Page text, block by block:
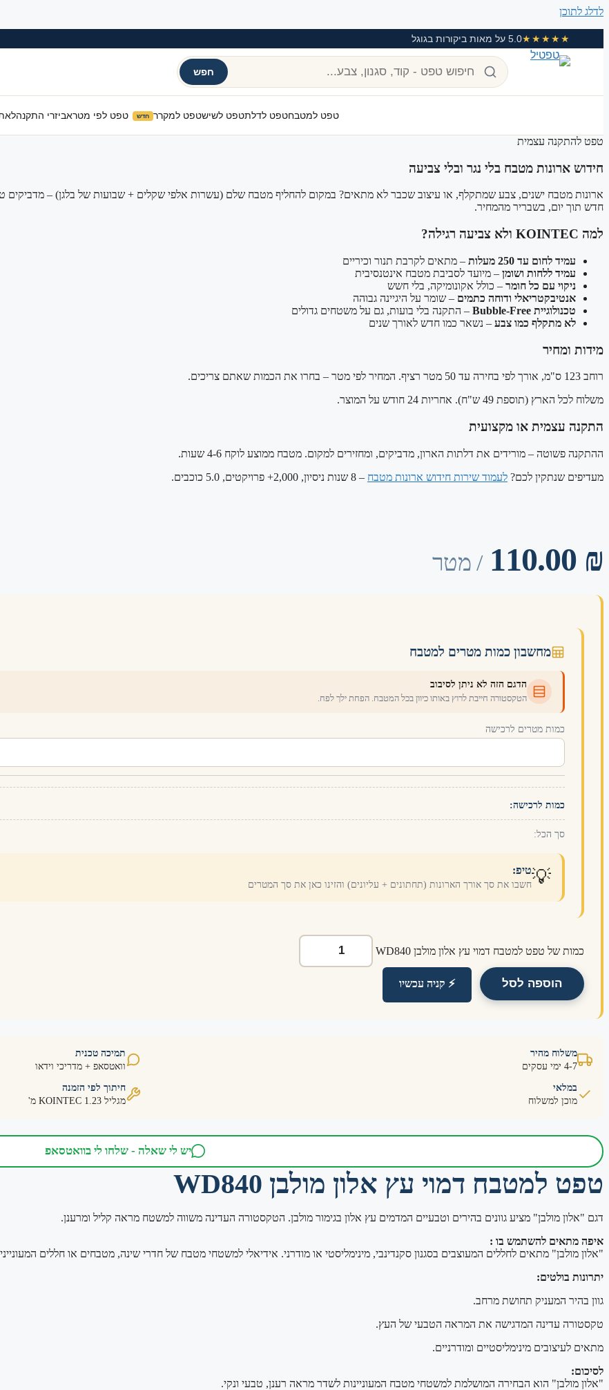
לדלג לתוכן
★★★★★5.0 על מאות ביקורות בגוגל
חפש
טפט למטבחטפט לדלתטפט לשישטפט למקרר חדש טפט לפי מטראביזרי התקנה
טפט להתקנה עצמית
חידוש ארונות מטבח בלי נגר ובלי צביעה
חדש תוך יום, בשבריר מהמחיר.
למה KOINTEC ולא צביעה רגילה?
עמיד לחום עד 250 מעלות
– מתאים לקרבת תנור וכיריים
עמיד ללחות ושומן – מיועד לסביבת מטבח אינטנסיבית
ניקוי עם כל חומר – כולל אקונומיקה, בלי חשש
אנטיבקטריאלי ודוחה כתמים – שומר על היגיינה גבוהה
טכנולוגיית Bubble-Free
– התקנה בלי בועות, גם על משטחים גדולים
לא מתקלף כמו צבע – נשאר כמו חדש לאורך שנים
מידות ומחיר
רוחב 123 ס"מ, אורך לפי בחירה עד 50 מטר רציף. המחיר לפי מטר – בחרו את הכמות שאתם צריכים.
משלוח לכל הארץ (תוספת 49 ש"ח). אחריות 24 חודש על המוצר.
התקנה עצמית או מקצועית
ההתקנה פשוטה – מורידים את דלתות הארון, מדביקים, ומחזירים למקום. מטבח ממוצע לוקח 4-6 שעות.
מעדיפים שנתקין לכם? לעמוד שירות חידוש ארונות מטבח – 8 שנות ניסיון, 2,000+ פרויקטים, 5.0 כוכבים.
110.00 ₪ / מטר
מחשבון כמות מטרים למטבח
הדגם הזה לא ניתן לסיבוב
הטקסטורה חייבת לרוץ באותו כיוון בכל המטבח. הפחת ילך לפח.
כמות מטרים לרכישה
כמות לרכישה:
סך הכל:
💡טיפ:
חשבו את סך אורך הארונות (תחתונים + עליונים) והזינו כאן את סך המטרים
כמות של טפט למטבח דמוי עץ אלון מולבן WD840
הוספה לסל ⚡ קניה עכשיו
משלוח מהיר
4-7 ימי עסקים
תמיכה טכנית
וואטסאפ + מדריכי וידאו
במלאי
מוכן למשלוח
חיתוך לפי הזמנה
מגליל KOINTEC 1.23 מ'
יש לי שאלה - שלחו לי בוואטסאפ
טפט למטבח דמוי עץ אלון מולבן WD840
דגם "אלון מולבן" מציע גוונים בהירים וטבעיים המדמים עץ אלון בגימור מולבן. הטקסטורה העדינה משווה למשטח מראה קליל ומרענן.
איפה מתאים להשתמש בו :
"אלון מולבן" מתאים לחללים המעוצבים בסגנון סקנדינבי, מינימליסטי או מודרני. אידיאלי למשטחי מטבח של חדרי שינה, מטבחים או חללים
יתרונות בולטים:
גוון בהיר המעניק תחושת מרחב.
טקסטורה עדינה המדגישה את המראה הטבעי של העץ.
מתאים לעיצובים מינימליסטיים ומודרניים.
לסיכום:
"אלון מולבן" הוא הבחירה המושלמת למשטחי מטבח המעוניינות לשדר מראה רענן, טבעי ונקי.